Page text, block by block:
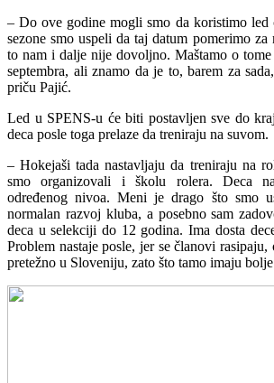
– Do ove godine mogli smo da koristimo led
sezone smo uspeli da taj datum pomerimo za
to nam i dalje nije dovoljno. Maštamo o
septembra, ali znamo da je to, barem za
priču Pajić.
Led u SPENS-u će biti postavljen sve do
deca posle toga prelaze da treniraju na suvom.
– Hokejaši tada nastavljaju da treniraju na
smo organizovali i školu rolera. Deca
određenog nivoa. Meni je drago što smo
normalan razvoj kluba, a posebno sam
deca u selekciji do 12 godina. Ima dosta
Problem nastaje posle, jer se članovi rasipaju,
pretežno u Sloveniju, zato što tamo imaju